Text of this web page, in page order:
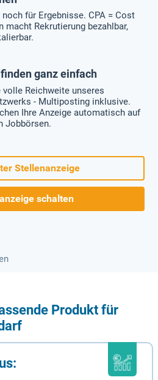
für Ergebnisse. CPA = Cost
macht Rekrutierung bezahlbar,
ganz einfach
volle Reichweite unseres
- Multiposting inklusive.
Ihre Anzeige automatisch auf
Jobbörsen.
Stellenanzeige
schalten
Produkt für